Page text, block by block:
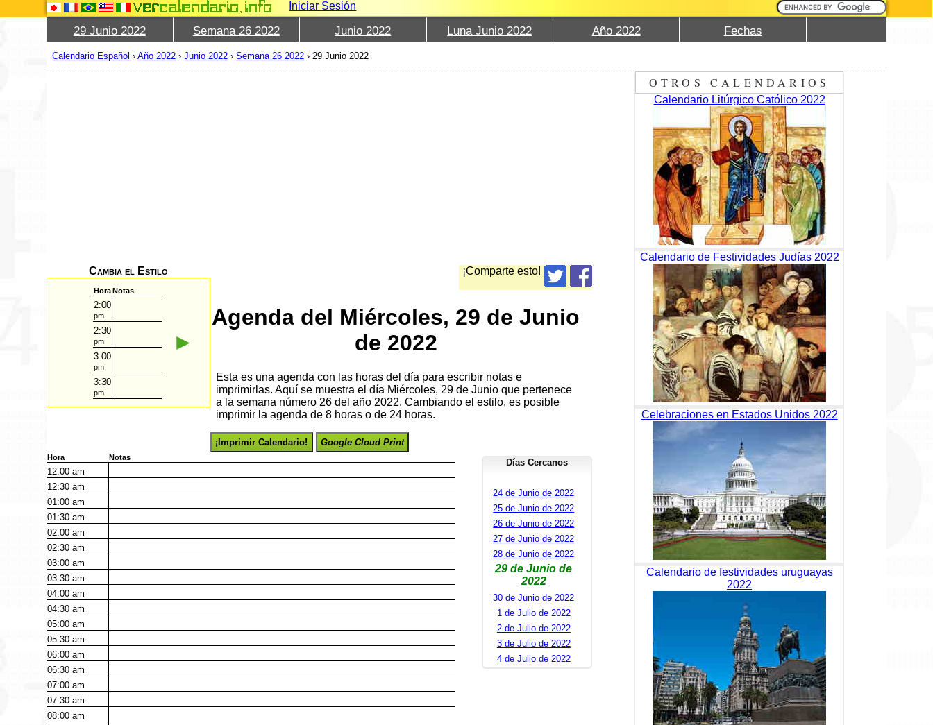
Iniciar Sesión
29 Junio 2022 Semana 26 2022 Junio 2022 Luna Junio 2022 Año 2022 Fechas
Calendario Español ›Año 2022 ›Junio 2022 ›Semana 26 2022 ›29 Junio 2022
¡Comparte esto!
Cambia el Estilo
HoraNotas
2:00
pm
2:30
pm
3:00
pm
3:30
pm
►
Agenda del Miércoles, 29 de Junio
de 2022
Esta es una agenda con las horas del día para escribir notas e
imprimirlas. Aquí se muestra el día Miércoles, 29 de Junio que pertenece
a la semana número 26 del año 2022. Cambiando el estilo, es posible
imprimir la agenda de 8 horas o de 24 horas.
¡Imprimir Calendario! Google Cloud Print
Hora Notas
12:00am
12:30am
01:00am
01:30am
02:00am
02:30am
03:00am
03:30am
04:00am
04:30am
05:00am
05:30am
06:00am
06:30am
07:00am
07:30am
08:00am
Días Cercanos
24 de Junio de 2022
25 de Junio de 2022
26 de Junio de 2022
27 de Junio de 2022
28 de Junio de 2022
29 de Junio de
2022
30 de Junio de 2022
1 de Julio de 2022
2 de Julio de 2022
3 de Julio de 2022
4 de Julio de 2022
OTROS CALENDARIOS
Calendario Litúrgico Católico 2022
Calendario de Festividades Judías 2022
Celebraciones en Estados Unidos 2022
Calendario de festividades uruguayas
2022